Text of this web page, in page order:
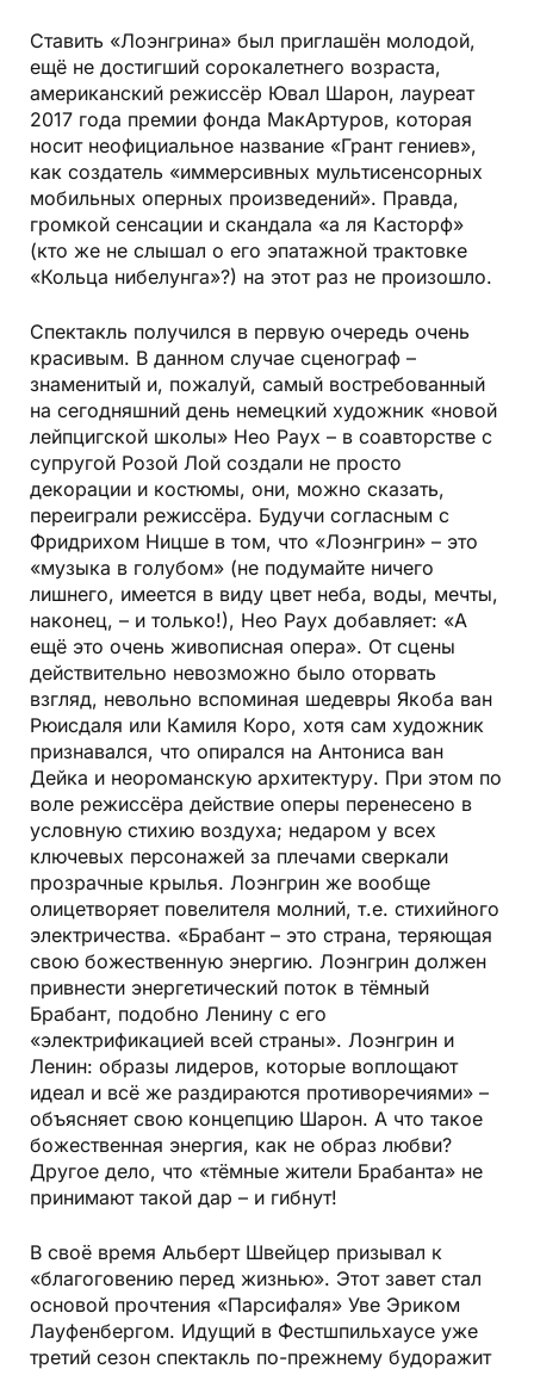
Ставить «Лоэнгрина» был приглашён молодой,
ещё не достигший сорокалетнего возраста,
американский режиссёр Ювал Шарон, лауреат
2017 года премии фонда МакАртуров, которая
носит неофициальное название «Грант гениев»,
как создатель «иммерсивных мультисенсорных
мобильных оперных произведений». Правда,
громкой сенсации и скандала «а ля Касторф»
(кто же не слышал о его эпатажной трактовке
«Кольца нибелунга»?) на этот раз не произошло.
Спектакль получился в первую очередь очень
красивым. В данном случае сценограф –
знаменитый и, пожалуй, самый востребованный
на сегодняшний день немецкий художник «новой
лейпцигской школы» Нео Раух – в соавторстве с
супругой Розой Лой создали не просто
декорации и костюмы, они, можно сказать,
переиграли режиссёра. Будучи согласным с
Фридрихом Ницше в том, что «Лоэнгрин» – это
«музыка в голубом» (не подумайте ничего
лишнего, имеется в виду цвет неба, воды, мечты,
наконец, – и только!), Нео Раух добавляет: «А
ещё это очень живописная опера». От сцены
действительно невозможно было оторвать
взгляд, невольно вспоминая шедевры Якоба ван
Рюисдаля или Камиля Коро, хотя сам художник
признавался, что опирался на Антониса ван
Дейка и неороманскую архитектуру. При этом по
воле режиссёра действие оперы перенесено в
условную стихию воздуха; недаром у всех
ключевых персонажей за плечами сверкали
прозрачные крылья. Лоэнгрин же вообще
олицетворяет повелителя молний, т.е. стихийного
электричества. «Брабант – это страна, теряющая
свою божественную энергию. Лоэнгрин должен
привнести энергетический поток в тёмный
Брабант, подобно Ленину с его
«электрификацией всей страны». Лоэнгрин и
Ленин: образы лидеров, которые воплощают
идеал и всё же раздираются противоречиями» –
объясняет свою концепцию Шарон. А что такое
божественная энергия, как не образ любви?
Другое дело, что «тёмные жители Брабанта» не
принимают такой дар – и гибнут!
В своё время Альберт Швейцер призывал к
«благоговению перед жизнью». Этот завет стал
основой прочтения «Парсифаля» Уве Эриком
Лауфенбергом. Идущий в Фестшпильхаусе уже
третий сезон спектакль по-прежнему будоражит